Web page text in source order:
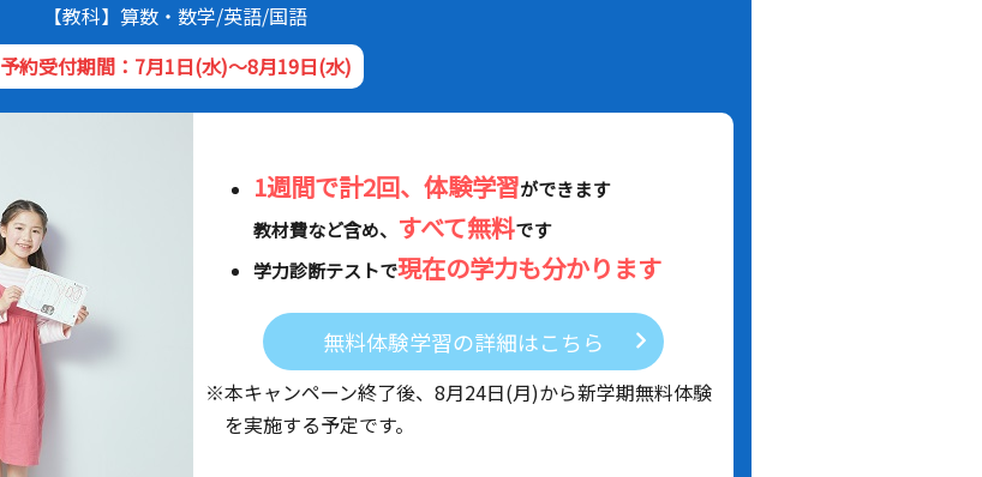
【教科】算数・数学/英語/国語
予約受付期間：7月1日(水)～8月19日(水)
1週間で計2回、体験学習ができます
教材費など含め、 すべて無料です
学力診断テストで現在の学力も分かります
無料体験学習の詳細はこちら
※本キャンペーン終了後、 8月24日(月)から新学期無料体験
を実施する予定です。